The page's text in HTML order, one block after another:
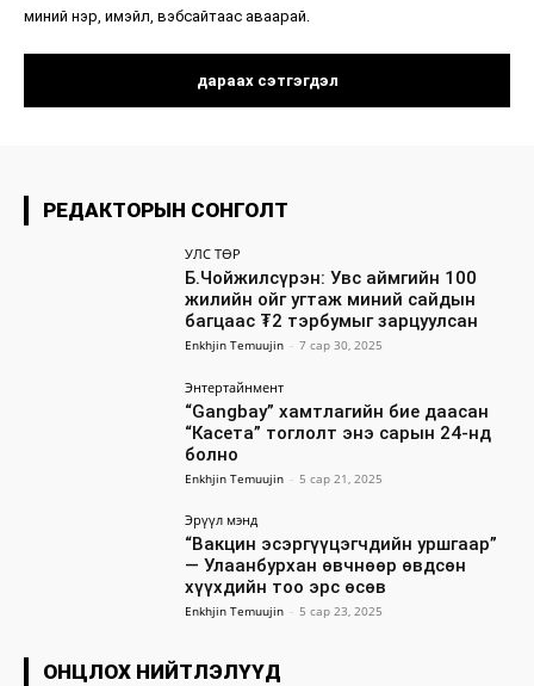
миний нэр, имэйл, вэбсайтаас аваарай.
РЕДАКТОРЫН СОНГОЛТ
УЛС ТӨР
Б.Чойжилсүрэн: Увс аймгийн 100
жилийн ойг угтаж миний сайдын
багцаас ₮2 тэрбумыг зарцуулсан
Enkhjin Temuujin - 7 сар 30, 2025
Энтертайнмент
“Gangbay” хамтлагийн бие даасан
“Касета” тоглолт энэ сарын 24-нд
болно
Enkhjin Temuujin - 5 сар 21, 2025
Эрүүл мэнд
“Вакцин эсэргүүцэгчдийн уршгаар”
— Улаанбурхан өвчнөөр өвдсөн
хүүхдийн тоо эрс өсөв
Enkhjin Temuujin - 5 сар 23, 2025
ОНЦЛОХ НИЙТЛЭЛҮҮД